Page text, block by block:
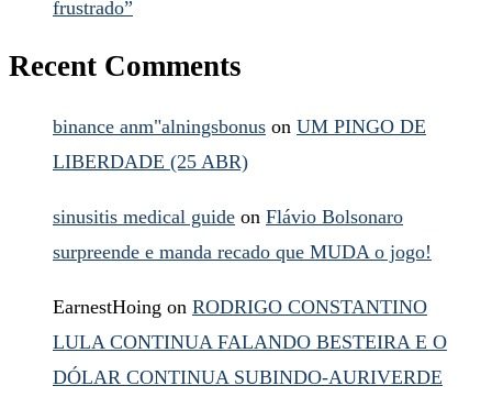
frustrado”
Recent Comments
binance anm"alningsbonus on UM PINGO DE
LIBERDADE (25 ABR)
sinusitis medical guide on Flávio Bolsonaro
surpreende e manda recado que MUDA o jogo!
EarnestHoing on RODRIGO CONSTANTINO
LULA CONTINUA FALANDO BESTEIRA E O
DÓLAR CONTINUA SUBINDO-AURIVERDE